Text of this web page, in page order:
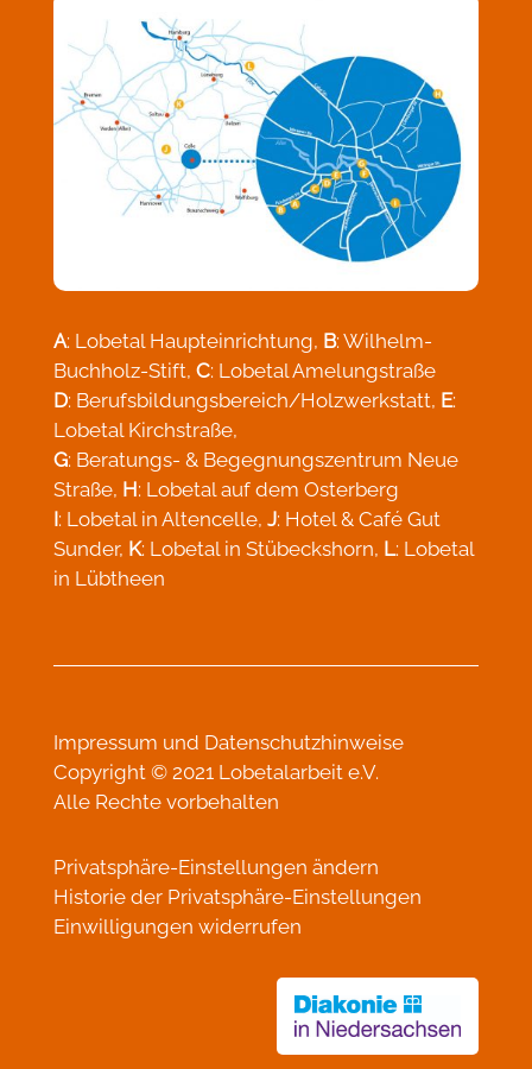
A: Lobetal Haupteinrichtung, B: Wilhelm-
Buchholz-Stift, C: Lobetal Amelungstraße
D: Berufsbildungsbereich/Holzwerkstatt, E:
Lobetal Kirchstraße,
G: Beratungs- & Begegnungszentrum Neue
Straße, H: Lobetal auf dem Osterberg
I: Lobetal in Altencelle, J: Hotel & Café Gut
Sunder, K: Lobetal in Stübeckshorn, L: Lobetal
in Lübtheen
Impressum und Datenschutzhinweise
Copyright © 2021 Lobetalarbeit e.V.
Alle Rechte vorbehalten
Privatsphäre-Einstellungen ändern
Historie der Privatsphäre-Einstellungen
Einwilligungen widerrufen